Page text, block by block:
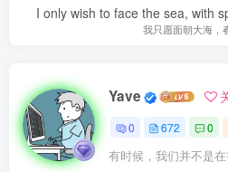
I only wish to face the sea, with
我只愿面朝大海，
Yave
0 672 0